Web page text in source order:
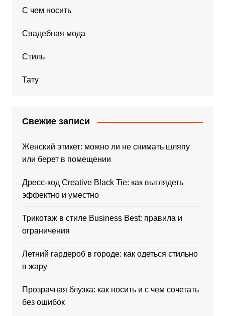
С чем носить
Свадебная мода
Стиль
Тату
Свежие записи
Женский этикет: можно ли не снимать шляпу
или берет в помещении
Дресс-код Creative Black Tie: как выглядеть
эффектно и уместно
Трикотаж в стиле Business Best: правила и
ограничения
Летний гардероб в городе: как одеться стильно
в жару
Прозрачная блузка: как носить и с чем сочетать
без ошибок